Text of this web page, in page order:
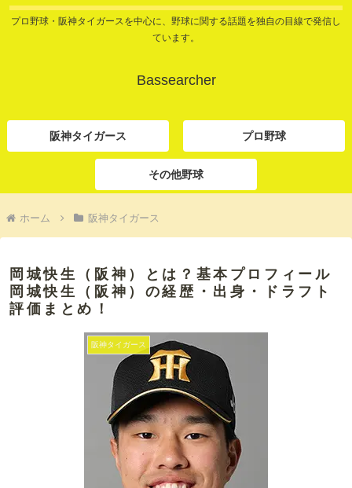
プロ野球・阪神タイガースを中心に、野球に関する話題を独自の目線で発信し
ています。
Bassearcher
阪神タイガース プロ野球
その他野球
ホーム 阪神タイガース
岡城快生（阪神）とは？基本プロフィール
岡城快生（阪神）の経歴・出身・ドラフト
評価まとめ！
阪神タイガース